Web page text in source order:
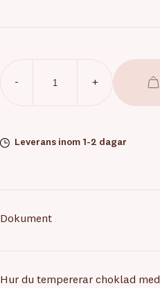
- +
Leverans inom 1-2 dagar
Dokument
Hur du tempererar choklad